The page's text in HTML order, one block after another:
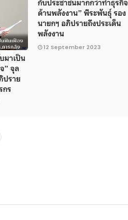
มาเป็น
” จุล
ปราย
กร
ด้านพลังงาน” พีระพันธุ์ รอง
นายกฯ อภิปรายถึงประเด็น
พลังงาน
12 September 2023